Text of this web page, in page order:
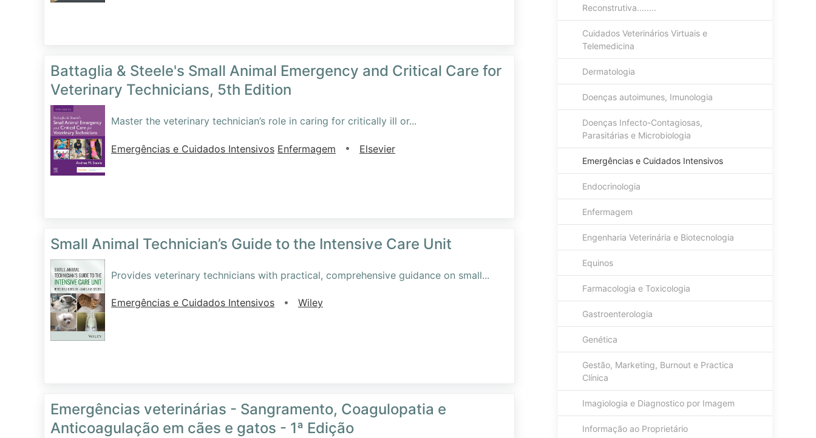
Battaglia & Steele's Small Animal Emergency and Critical Care for
Veterinary Technicians, 5th Edition
Master the veterinary technician’s role in caring for critically ill or...
Emergências e Cuidados Intensivos Enfermagem • Elsevier
Small Animal Technician’s Guide to the Intensive Care Unit
Provides veterinary technicians with practical, comprehensive guidance on small...
Emergências e Cuidados Intensivos • Wiley
Emergências veterinárias - Sangramento, Coagulopatia e
Anticoagulação em cães e gatos - 1ª Edição
Reconstrutiva........
Cuidados Veterinários Virtuais e
Telemedicina
Dermatologia
Doenças autoimunes, Imunologia
Doenças Infecto-Contagiosas,
Parasitárias e Microbiologia
Emergências e Cuidados Intensivos
Endocrinologia
Enfermagem
Engenharia Veterinária e Biotecnologia
Equinos
Farmacologia e Toxicologia
Gastroenterologia
Genética
Gestão, Marketing, Burnout e Practica
Clínica
Imagiologia e Diagnostico por Imagem
Informação ao Proprietário